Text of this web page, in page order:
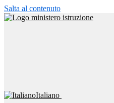
Salta al contenuto
Italiano